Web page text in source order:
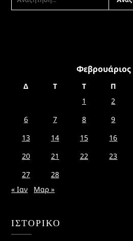
ΓΙΑ:
Φεβρουάριος
Δ Τ Τ Π
1
2
6
7 8 9
13
14 15 16
20
21 22 23
27
28
« Ιαν
Μαρ »
ΙΣΤΟΡΙΚΌ